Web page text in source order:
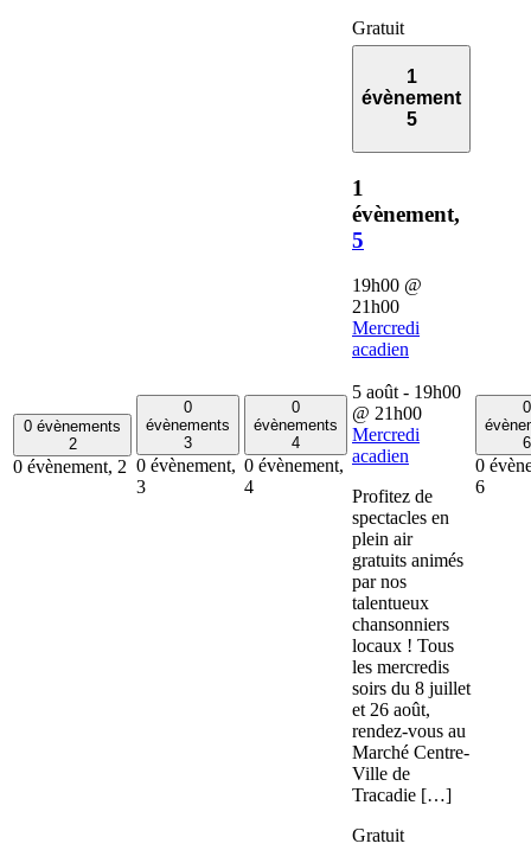
Gratuit
0 évènements
2
0 évènement, 2
0
évènements
3
0 évènement,
3
0
évènements
4
0 évènement,
4
1
évènement
5
1
évènement,
5
19h00 @
21h00
Mercredi
acadien
5 août - 19h00
@ 21h00
Mercredi
acadien
Profitez de
spectacles en
plein air
gratuits animés
par nos
talentueux
chansonniers
locaux ! Tous
les mercredis
soirs du 8 juillet
et 26 août,
rendez-vous au
Marché Centre-
Ville de
Tracadie […]
Gratuit
0
6
0
6